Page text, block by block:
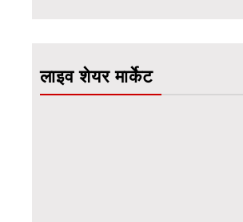
लाइव शेयर मार्केट